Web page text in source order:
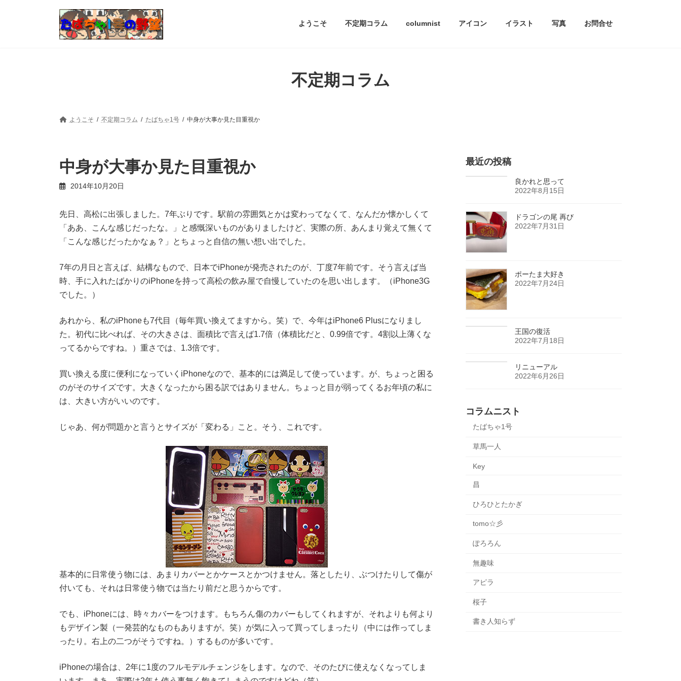
ようこそ 不定期コラム columnist アイコン イラスト 写真 お問合せ
不定期コラム
ようこそ 不定期コラム たばちゃ1号 中身が大事か見た目重視か
中身が大事か見た目重視か
2014年10月20日
新
時
:
先日、高松に出張しました。7年ぶりです。駅前の雰囲気とかは変わってなくて、なんだか懐かしくて
「ああ、こんな感じだったな。」と感慨深いものがありましたけど、実際の所、あんまり覚えて無くて
「こんな感じだったかなぁ？」とちょっと自信の無い想い出でした。
7年の月日と言えば、結構なもので、日本でiPhoneが発売されたのが、丁度7年前です。そう言えば当
時、手に入れたばかりのiPhoneを持って高松の飲み屋で自慢していたのを思い出します。（iPhone3G
でした。）
あれから、私のiPhoneも7代目（毎年買い換えてますから。笑）で、今年はiPhone6 Plusになりまし
た。初代に比べれば、その大きさは、面積比で言えば1.7倍（体積比だと、0.99倍です。4割以上薄くな
ってるからですね。）重さでは、1.3倍です。
買い換える度に便利になっていくiPhoneなので、基本的には満足して使っています。が、ちょっと困る
のがそのサイズです。大きくなったから困る訳ではありません。ちょっと目が弱ってくるお年頃の私に
は、大きい方がいいのです。
じゃあ、何が問題かと言うとサイズが「変わる」こと。そう、これです。
基本的に日常使う物には、あまりカバーとかケースとかつけません。落としたり、ぶつけたりして傷が
付いても、それは日常使う物では当たり前だと思うからです。
でも、iPhoneには、時々カバーをつけます。もちろん傷のカバーもしてくれますが、それよりも何より
もデザイン製（一発芸的なものもありますが。笑）が気に入って買ってしまったり（中には作ってしま
ったり。右上の二つがそうですね。）するものが多いです。
iPhoneの場合は、2年に1度のフルモデルチェンジをします。なので、そのたびに使えなくなってしま
最近の投稿
良かれと思って
2022年8月15日
ドラゴンの尾 再び
2022年7月31日
ポーたま大好き
2022年7月24日
王国の復活
2022年7月18日
リニューアル
2022年6月26日
コラムニスト
たばちゃ1号
草馬一人
Key
昌
ひろひとたかぎ
tomo☆彡
ぽろろん
無趣味
アピラ
桜子
書き人知らず